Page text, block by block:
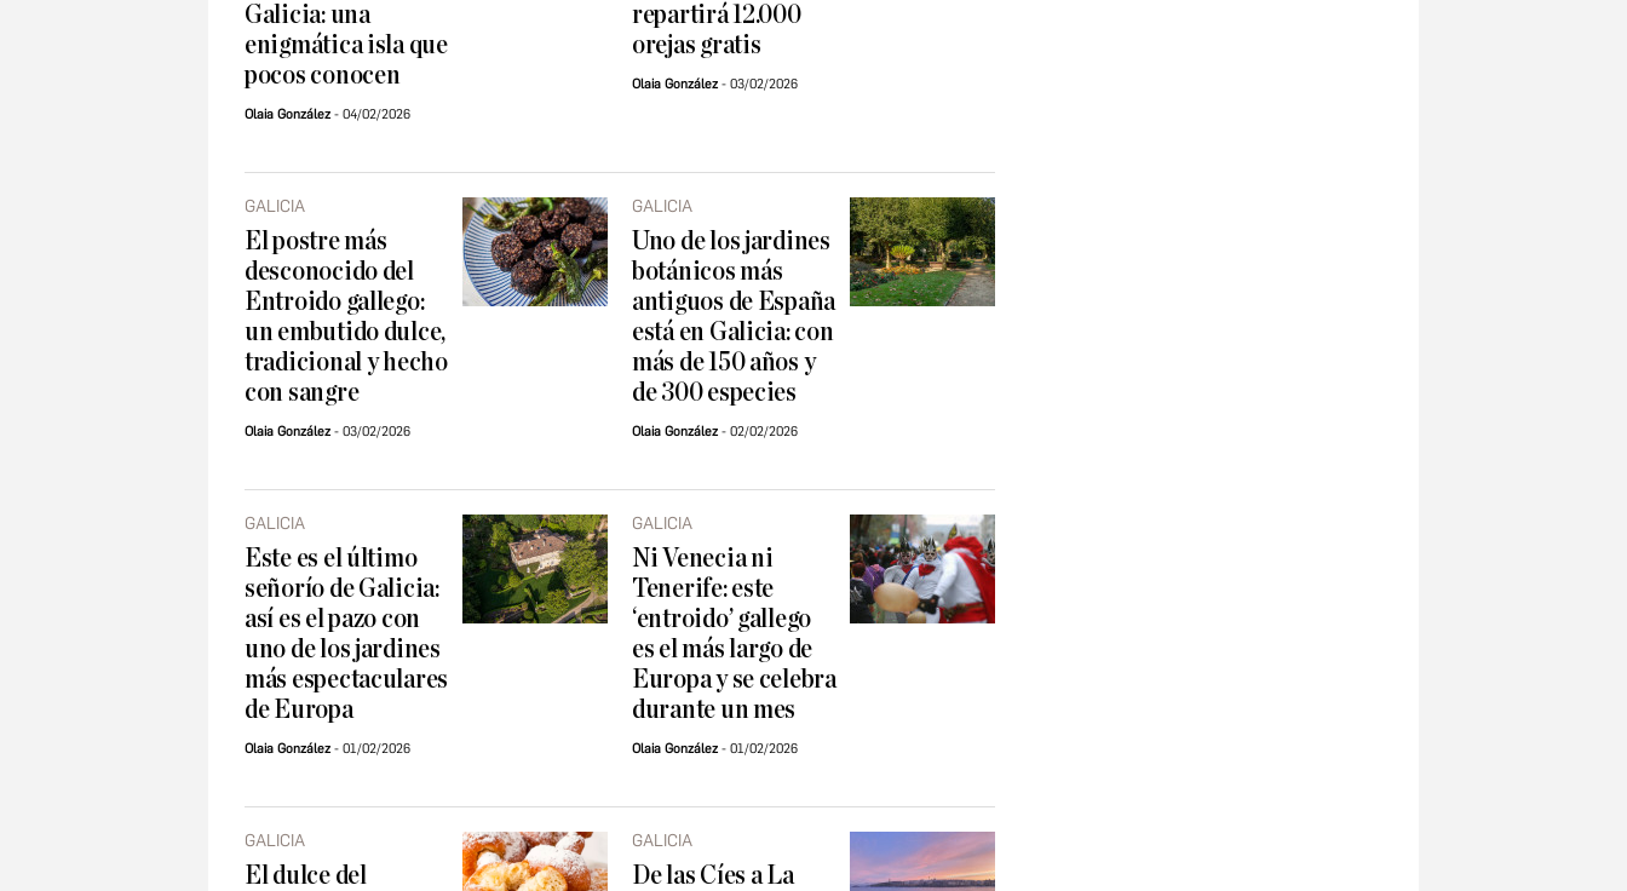
Galicia: una
enigmática isla que
pocos conocen
Olaia González 04/02/2026
repartirá 12.000
orejas gratis
Olaia González 03/02/2026
GALICIA
El postre más
desconocido del
Entroido gallego:
un embutido dulce,
tradicional y hecho
con sangre
Olaia González 03/02/2026
GALICIA
Uno de los jardines
botánicos más
antiguos de España
está en Galicia: con
más de 150 años y
de 300 especies
Olaia González 02/02/2026
GALICIA
Este es el último
señorío de Galicia:
así es el pazo con
uno de los jardines
más espectaculares
de Europa
Olaia González 01/02/2026
GALICIA
Ni Venecia ni
Tenerife: este
‘entroido’ gallego
es el más largo de
Europa y se celebra
durante un mes
Olaia González 01/02/2026
GALICIA
El dulce del
GALICIA
De las Cíes a La